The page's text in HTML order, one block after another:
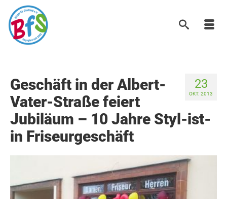
23
OKT. 2013
Geschäft in der Albert-
Vater-Straße feiert
Jubiläum – 10 Jahre Styl-ist-
in Friseurgeschäft